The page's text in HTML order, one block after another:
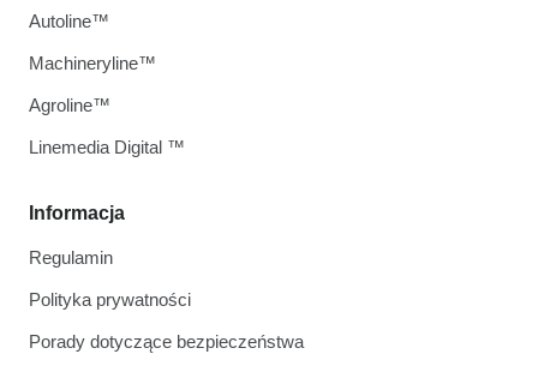
Informacja
Regulamin
Polityka prywatności
Porady dotyczące bezpieczeństwa
Autoline™
Machineryline™
Agroline™
Linemedia Digital ™